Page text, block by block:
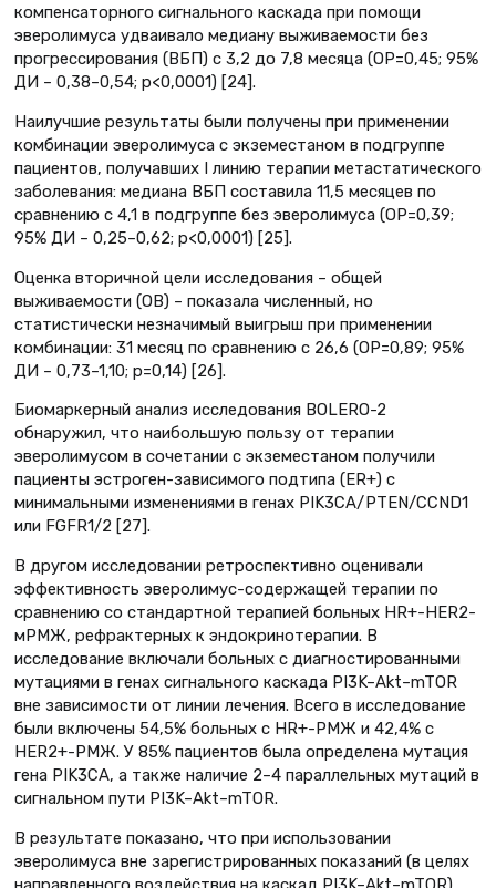
компенсаторного сигнального каскада при помощи
эверолимуса удваивало медиану выживаемости без
прогрессирования (ВБП) с 3,2 до 7,8 месяца (ОР=0,45; 95%
ДИ – 0,38–0,54; p<0,0001) [24].
Наилучшие результаты были получены при применении
комбинации эверолимуса с экземестаном в подгруппе
пациентов, получавших I линию терапии метастатического
заболевания: медиана ВБП составила 11,5 месяцев по
сравнению с 4,1 в подгруппе без эверолимуса (ОР=0,39;
95% ДИ – 0,25–0,62; p<0,0001) [25].
Оценка вторичной цели исследования – общей
выживаемости (ОВ) – показала численный, но
статистически незначимый выигрыш при применении
комбинации: 31 месяц по сравнению с 26,6 (ОР=0,89; 95%
ДИ – 0,73–1,10; p=0,14) [26].
Биомаркерный анализ исследования BOLERO-2
обнаружил, что наибольшую пользу от терапии
эверолимусом в сочетании с экземестаном получили
пациенты эстроген-зависимого подтипа (ER+) с
минимальными изменениями в генах PIK3CA/PTEN/CCND1
или FGFR1/2 [27].
В другом исследовании ретроспективно оценивали
эффективность эверолимус-содержащей терапии по
сравнению со стандартной терапией больных HR+-HER2-
мРМЖ, рефрактерных к эндокринотерапии. В
исследование включали больных с диагностированными
мутациями в генах сигнального каскада PI3K–Akt–mTOR
вне зависимости от линии лечения. Всего в исследование
были включены 54,5% больных с HR+-РМЖ и 42,4% с
HER2+-РМЖ. У 85% пациентов была определена мутация
гена PIK3CA, а также наличие 2–4 параллельных мутаций в
сигнальном пути PI3K–Akt–mTOR.
В результате показано, что при использовании
эверолимуса вне зарегистрированных показаний (в целях